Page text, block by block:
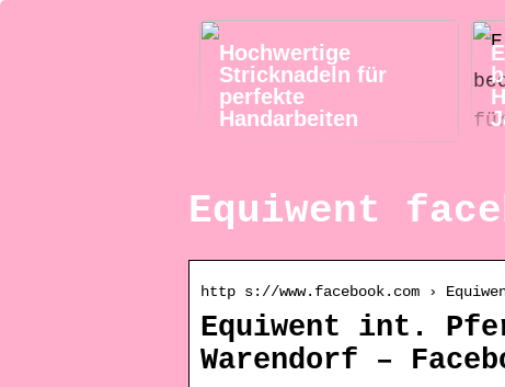
Hochwertige
Stricknadeln für
perfekte
Handarbeiten
Equiwent
http s://www.facebook.com ›
Equiwent int.
Warendorf –